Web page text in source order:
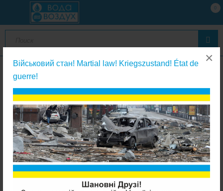
Військовий стан! Martial law! Kriegszustand! État de
guerre!
×
0
Фильтры кувшинного типа
Аквафор Премиум Розовый кувшин